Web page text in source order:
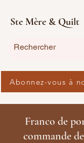
Ste Mère & Quilt
Franco de
commande
Abonnez-vous à